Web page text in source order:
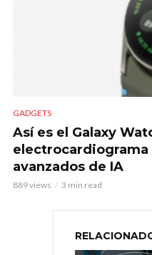
GADGETS
Así es el Galaxy
avanzados de IA
889 views 3 min read